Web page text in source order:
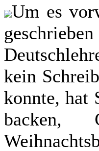
Um es
kein
konnte, hat
backen,